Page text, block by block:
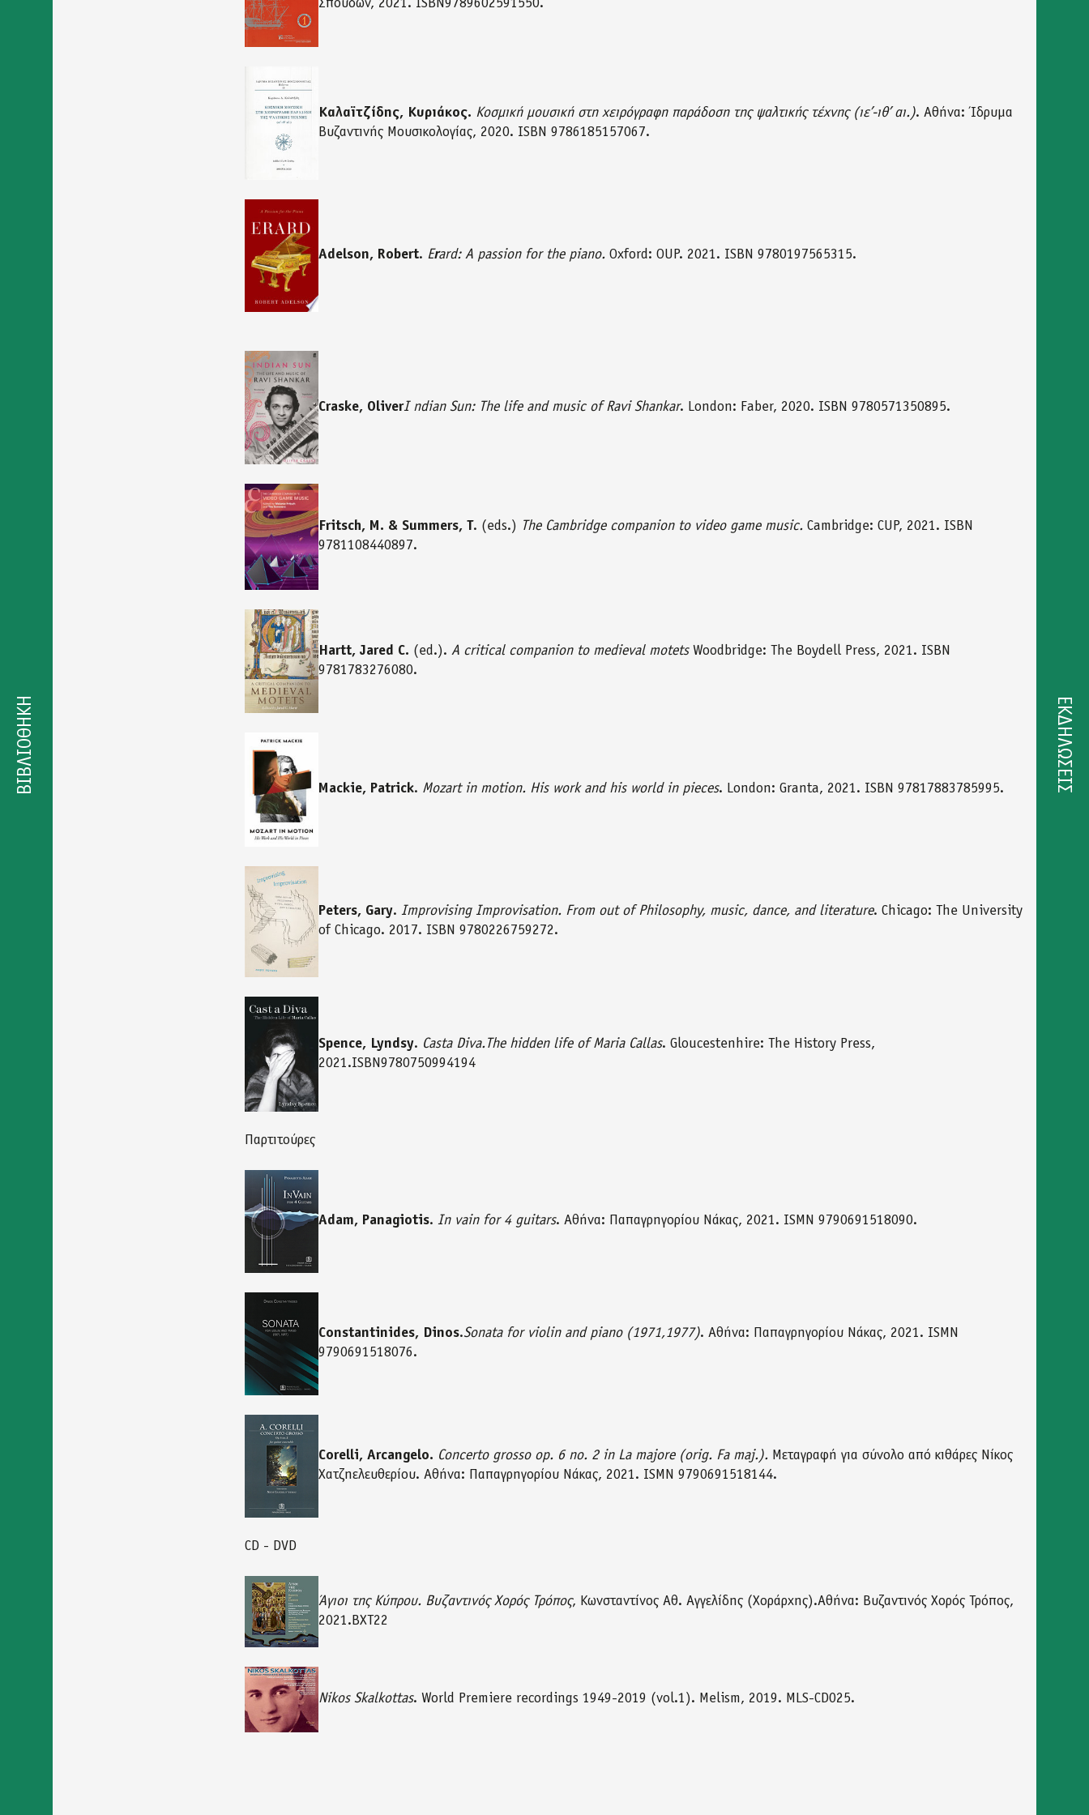
ΒΙΒΛΙΟΘΗΚΗ ΕΚΔΗΛΩΣΕΙΣ
Σπουδών, 2021. ISBN9789602591550.
Καλαϊτζίδης, Κυριάκος. Κοσμική μουσική στη χειρόγραφη παράδοση της ψαλτικής τέχνης (ιε’-ιθ’ αι.). Αθήνα: Ίδρυμα
Βυζαντινής Μουσικολογίας, 2020. ISBN 9786185157067.
Adelson, Robert. Erard: A passion for the piano. Oxford: OUP. 2021. ISBN 9780197565315.
Craske, OliverI ndian Sun: The life and music of Ravi Shankar. London: Faber, 2020. ISBN 9780571350895.
Fritsch, M. & Summers, T. (eds.) The Cambridge companion to video game music. Cambridge: CUP, 2021. ISBN
9781108440897.
Hartt, Jared C. (ed.). A critical companion to medieval motetsWoodbridge: The Boydell Press, 2021. ISBN
9781783276080.
Mackie, Patrick. Mozart in motion. His work and his world in pieces. London: Granta, 2021. ISBN 97817883785995.
Peters, Gary. Improvising Improvisation. From out of Philosophy, music, dance, and literature. Chicago: The University
of Chicago. 2017. ISBN 9780226759272.
Spence, Lyndsy. Casta Diva.The hidden life of Maria Callas. Gloucestenhire: The History Press,
2021.ISBN9780750994194
Παρτιτούρες
Adam, Panagiotis. In vain for 4 guitars. Αθήνα: Παπαγρηγορίου Νάκας, 2021. ISMN 9790691518090.
Constantinides, Dinos.Sonata for violin and piano (1971,1977). Αθήνα: Παπαγρηγορίου Νάκας, 2021. ISMN
9790691518076.
Corelli, Arcangelo. Concerto grosso op. 6 no. 2 in La majore (orig. Fa maj.). Μεταγραφή για σύνολο από κιθάρες Νίκος
Χατζηελευθερίου. Αθήνα: Παπαγρηγορίου Νάκας, 2021. ISMN 9790691518144.
CD - DVD
Άγιοι της Κύπρου. Βυζαντινός Χορός Τρόπος, Κωνσταντίνος Αθ. Αγγελίδης (Χοράρχης).Αθήνα: Βυζαντινός Χορός Τρόπος,
2021.ΒΧΤ22
Nikos Skalkottas. World Premiere recordings 1949-2019 (vol.1). Melism, 2019. MLS-CD025.